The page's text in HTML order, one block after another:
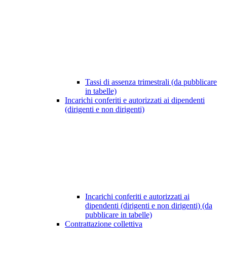
Tassi di assenza trimestrali (da pubblicare
in tabelle)
Incarichi conferiti e autorizzati ai dipendenti
(dirigenti e non dirigenti)
Incarichi conferiti e autorizzati ai
dipendenti (dirigenti e non dirigenti) (da
pubblicare in tabelle)
Contrattazione collettiva